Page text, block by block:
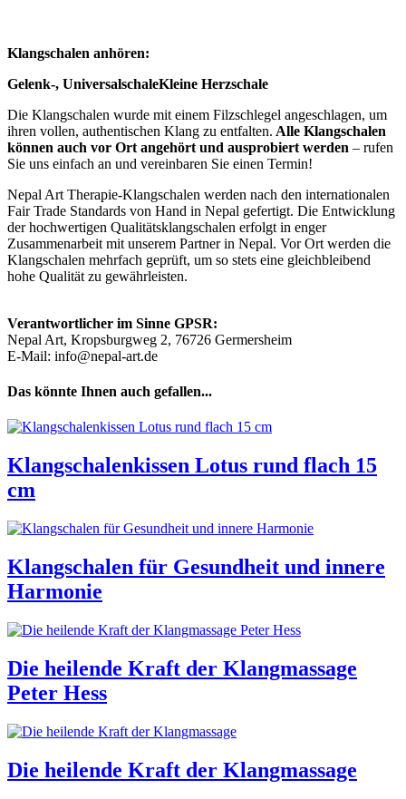
Klangschalen anhören:
Gelenk-, UniversalschaleKleine Herzschale
Die Klangschalen wurde mit einem Filzschlegel angeschlagen, um
ihren vollen, authentischen Klang zu entfalten. Alle Klangschalen
können auch vor Ort angehört und ausprobiert werden – rufen
Sie uns einfach an und vereinbaren Sie einen Termin!
Nepal Art Therapie-Klangschalen werden nach den internationalen
Fair Trade Standards von Hand in Nepal gefertigt. Die Entwicklung
der hochwertigen Qualitätsklangschalen erfolgt in enger
Zusammenarbeit mit unserem Partner in Nepal. Vor Ort werden die
Klangschalen mehrfach geprüft, um so stets eine gleichbleibend
hohe Qualität zu gewährleisten.
Verantwortlicher im Sinne GPSR:
Nepal Art, Kropsburgweg 2, 76726 Germersheim
E-Mail: info@nepal-art.de
Das könnte Ihnen auch gefallen...
Klangschalenkissen Lotus rund flach 15
cm
Klangschalen für Gesundheit und innere
Harmonie
Die heilende Kraft der Klangmassage
Peter Hess
Die heilende Kraft der Klangmassage